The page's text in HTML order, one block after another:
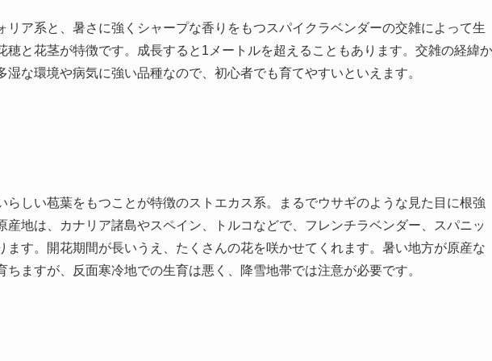
リア系と、暑さに強くシャープな香りをもつスパイクラベンダーの交雑によって生
穂と花茎が特徴です。成長すると1メートルを超えることもあります。交雑の経緯か
湿な環境や病気に強い品種なので、初心者でも育てやすいといえます。
らしい苞葉をもつことが特徴のストエカス系。まるでウサギのような見た目に根強
産地は、カナリア諸島やスペイン、トルコなどで、フレンチラベンダー、スパニッ
ます。開花期間が長いうえ、たくさんの花を咲かせてくれます。暑い地方が原産な
ちますが、反面寒冷地での生育は悪く、降雪地帯では注意が必要です。